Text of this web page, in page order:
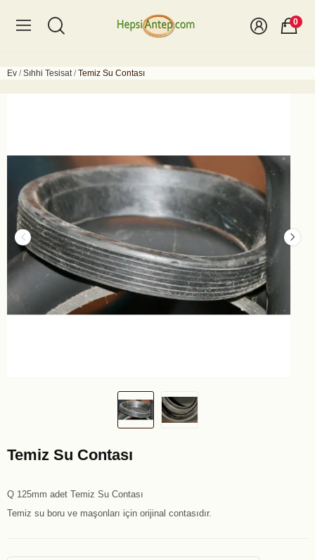
0
Ev Sıhhi Tesisat Temiz Su Contası
Temiz Su Contası
Q 125mm adet Temiz Su Contası
Temiz su boru ve maşonları için orijinal contasıdır.